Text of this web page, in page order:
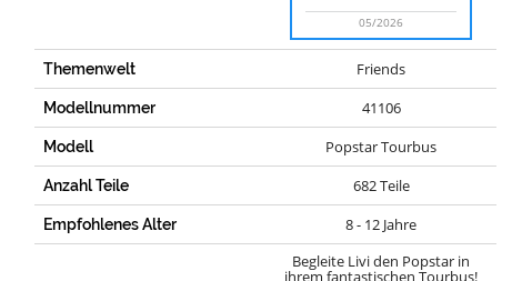
05/2026
Themenwelt Friends
Modellnummer 41106
Modell Popstar Tourbus
Anzahl Teile 682 Teile
Empfohlenes Alter 8 - 12 Jahre
Begleite Livi den Popstar in
ihrem fantastischen Tourbus!